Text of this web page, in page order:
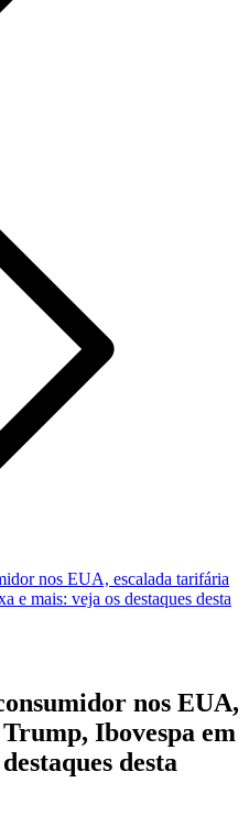
nos EUA, escalada tarifária
e mais: veja os destaques desta
nos EUA,
Ibovespa em
desta